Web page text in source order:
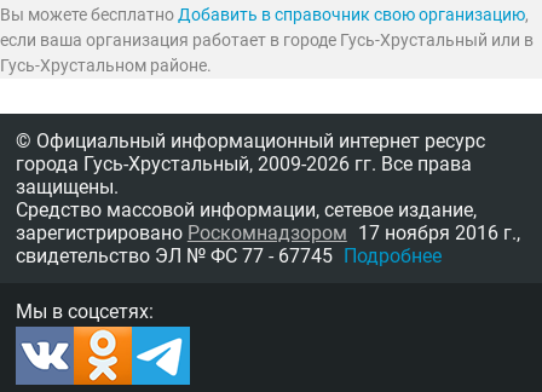
Вы можете бесплатноДобавить в справочник свою организацию,
если ваша организация работает в городе Гусь-Хрустальный или в
Гусь-Хрустальном районе.
© Официальный информационный интернет ресурс
города Гусь-Хрустальный, 2009-2026 гг. Все права
защищены.
Средство массовой информации, сетевое издание,
зарегистрировано Роскомнадзором 17 ноября 2016 г.,
свидетельство ЭЛ № ФС 77 - 67745 Подробнее
Мы в соцсетях: